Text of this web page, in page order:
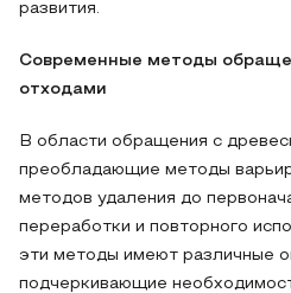
развития.
Современные методы
отходами
В области обращения с
преобладающие методы
методов удаления до
переработки и повторного
эти методы имеют различные
подчеркивающие